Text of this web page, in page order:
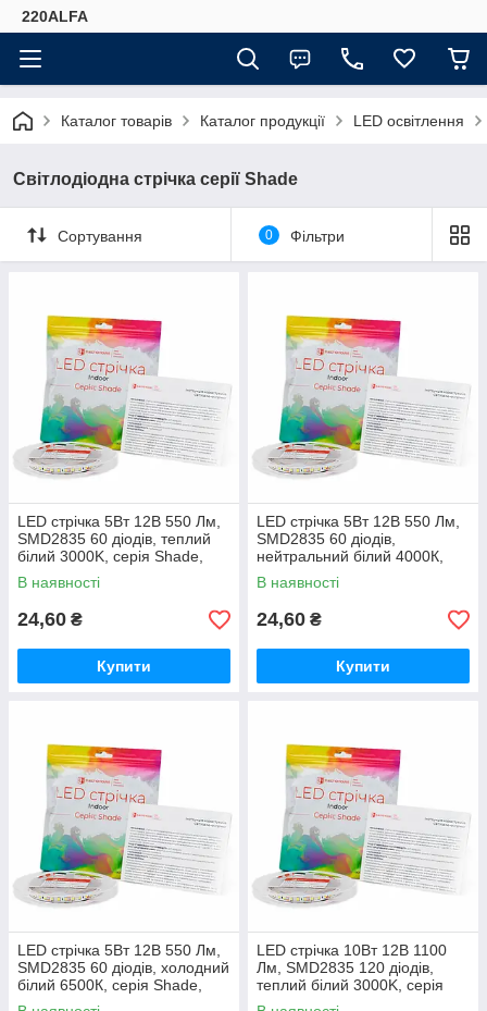
220ALFA
Каталог товарів Каталог продукції LED освітлення
Світлодіодна стрічка серії Shade
Сортування 0 Фільтри
LED стрічка 5Вт 12В 550 Лм,
SMD2835 60 діодів, теплий
білий 3000K, серія Shade,
гарантія 2 роки
В наявності
24,60 ₴
Купити
LED стрічка 5Вт 12В 550 Лм,
SMD2835 60 діодів,
нейтральний білий 4000К,
серія Shade, гарантія 2 роки
В наявності
24,60 ₴
Купити
LED стрічка 5Вт 12В 550 Лм,
SMD2835 60 діодів, холодний
білий 6500К, серія Shade,
гарантія 2 роки
LED стрічка 10Вт 12В 1100
Лм, SMD2835 120 діодів,
теплий білий 3000K, серія
Shade, гарантія 2 роки